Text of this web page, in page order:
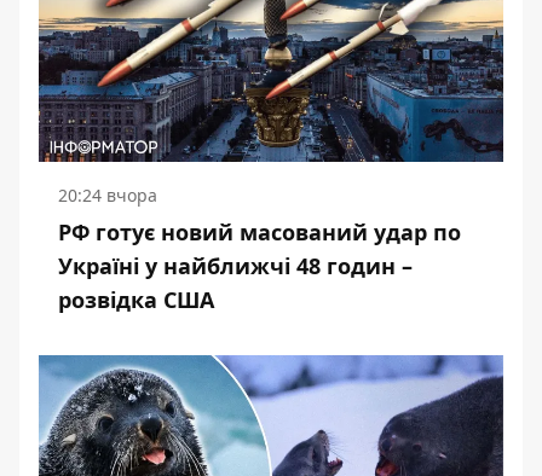
20:24 вчора
РФ готує новий масований удар по
Україні у найближчі 48 годин –
розвідка США